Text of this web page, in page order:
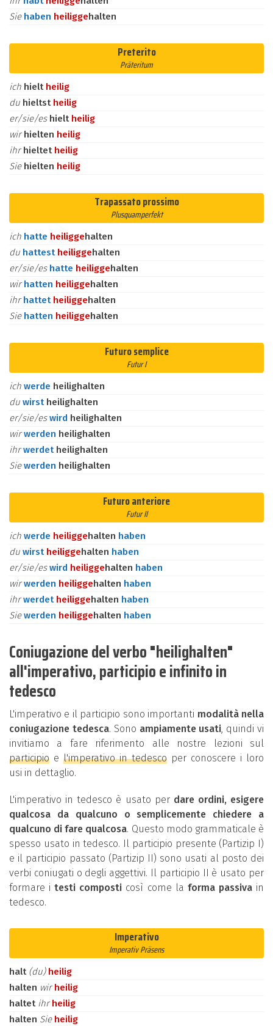
Sie haben heiliggehalten
Preterito
Präteritum
ich hielt heilig
du hieltst heilig
er/sie/es hielt heilig
wirhielten heilig
ihrhieltet heilig
Sie hielten heilig
Trapassato prossimo
Plusquamperfekt
ich hatte heiliggehalten
du hattest heiliggehalten
er/sie/es hatte heiliggehalten
wirhatten heiliggehalten
ihrhattet heiliggehalten
Sie hatten heiliggehalten
Futuro semplice
Futur I
ich werde heilighalten
du wirst heilighalten
er/sie/eswird heilighalten
wirwerden heilighalten
ihrwerdet heilighalten
Siewerden heilighalten
Futuro anteriore
Futur II
ich werde heiliggehalten haben
du wirst heiliggehalten haben
er/sie/eswird heiliggehalten haben
wirwerden heiliggehalten haben
ihrwerdet heiliggehalten haben
Siewerden heiliggehalten haben
Coniugazione del verbo "heilighalten"
all'imperativo, participio e infinito in
tedesco
L'imperativo e il participio sono importanti modalità nella
coniugazione tedesca. Sono ampiamente usati, quindi vi
invitiamo a fare riferimento alle nostre lezioni sul
participio e l'imperativo in tedesco per conoscere i loro
usi in dettaglio.
L'imperativo in tedesco è usato per dare ordini, esigere
qualcosa da qualcuno o semplicemente chiedere a
qualcuno di fare qualcosa. Questo modo grammaticale è
spesso usato in tedesco. Il participio presente (Partizip I)
e il participio passato (Partizip II) sono usati al posto dei
verbi coniugati o degli aggettivi. Il participio II è usato per
formare itesti composti così come la forma passivain
tedesco.
Imperativo
Imperativ Präsens
halt (du) heilig
halten wirheilig
haltet ihrheilig
halten Sie heilig